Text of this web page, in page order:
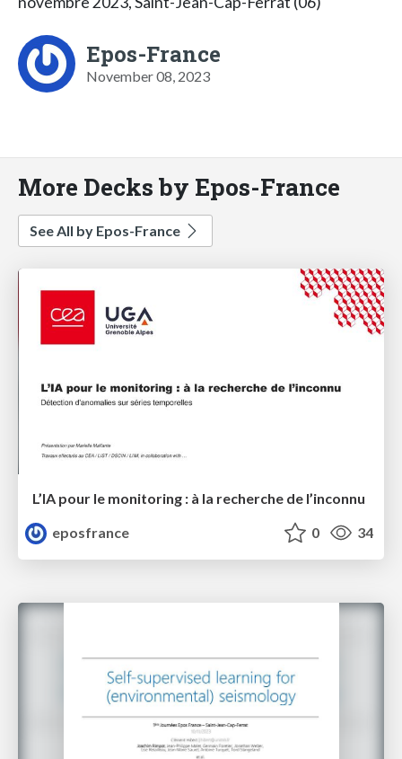
Epos-France
November 08, 2023
More Decks by Epos-France
See All by Epos-France
L’IA pour le monitoring : à la recherche de l’inconnu
eposfrance
0 34